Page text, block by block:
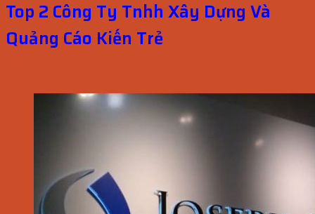
Top 2 Công Ty Tnhh Xây Dựng Và
Quảng Cáo Kiến Trẻ